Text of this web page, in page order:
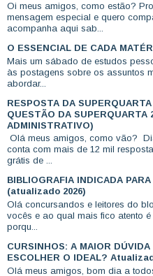
Oi meus amigos, como estão?
mensagem especial e quero
acompanha aqui sab...
O ESSENCIAL DE CADA
Mais um sábado de estudos
às postagens sobre os assuntos
abordar...
RESPOSTA DA
QUESTÃO DA SUPERQUARTA
ADMINISTRATIVO)
Olá meus amigos, como vão?
conta com mais de 12 mil
grátis de ...
BIBLIOGRAFIA INDICADA
(atualizado 2026)
Olá concursandos e leitores do
vocês e ao qual mais fico atento
porqu...
CURSINHOS: A MAIOR
ESCOLHER O IDEAL?
Olá meus amigos, bom dia a